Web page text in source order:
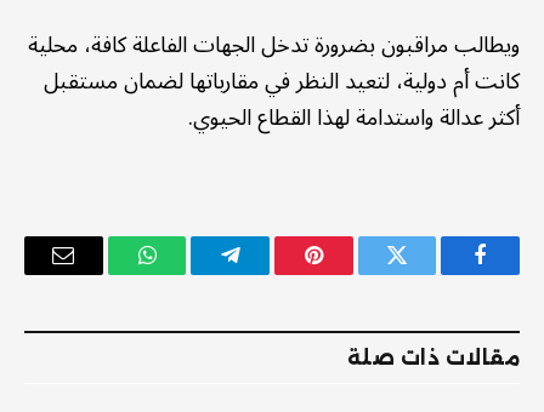
ويطالب مراقبون بضرورة تدخل الجهات الفاعلة كافة، محلية
كانت أم دولية، لتعيد النظر في مقارباتها لضمان مستقبل
أكثر عدالة واستدامة لهذا القطاع الحيوي.
فيسبوك تويتر بينتيريستتيلقرام واتساب
البريد
مقالات ذات صلة